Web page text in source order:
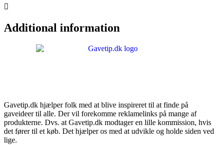
Additional information
Gavetip.dk hjælper folk med at blive inspireret til at finde på
gaveideer til alle. Der vil forekomme reklamelinks på mange af
produkterne. Dvs. at Gavetip.dk modtager en lille kommission, hvis
det fører til et køb. Det hjælper os med at udvikle og holde siden ved
lige.